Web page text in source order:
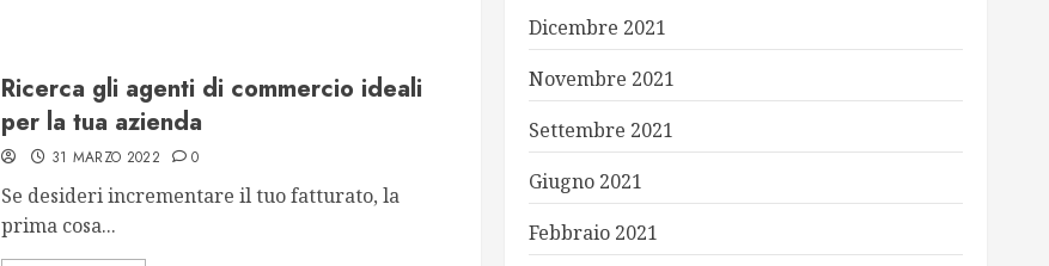
Ricerca gli agenti di commercio ideali
per la tua azienda
31 MARZO 2022 0
Se desideri incrementare il tuo fatturato, la
prima cosa...
Dicembre 2021
Novembre 2021
Settembre 2021
Giugno 2021
Febbraio 2021